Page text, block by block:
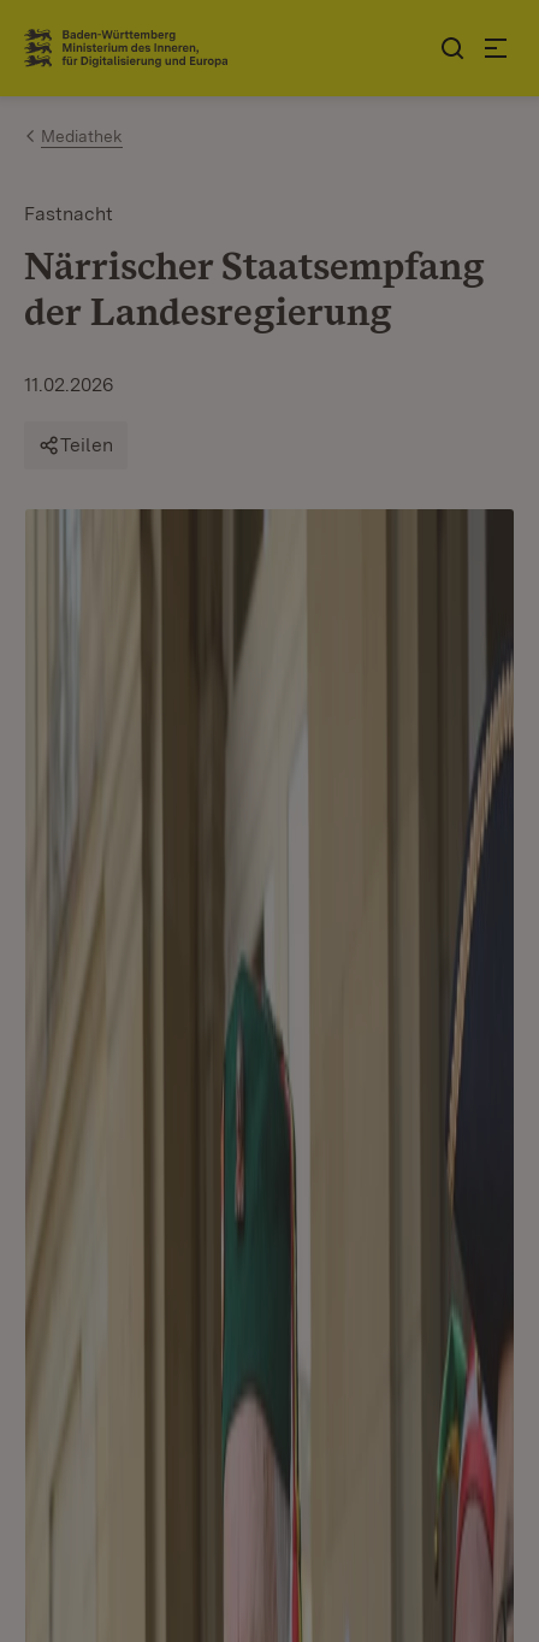
Zum Inhalt springen
Link zur Startseite
Mediathek
Fastnacht
Närrischer Staatsempfang
der Landesregierung
11.02.2026
Teilen